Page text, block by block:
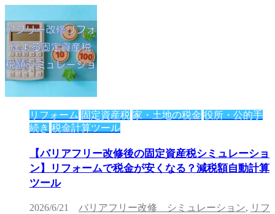
リフォーム 固定資産税 家・土地の税金 役所・公的手
続き 税金計算ツール
【バリアフリー改修後の固定資産税シミュレーショ
ン】リフォームで税金が安くなる？減税額自動計算
ツール
2026/6/21 バリアフリー改修 シミュレーション, リフ